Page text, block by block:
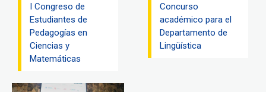
I Congreso de
Estudiantes de
Pedagogías en
Ciencias y
Matemáticas
Concurso
académico para el
Departamento de
Lingüística